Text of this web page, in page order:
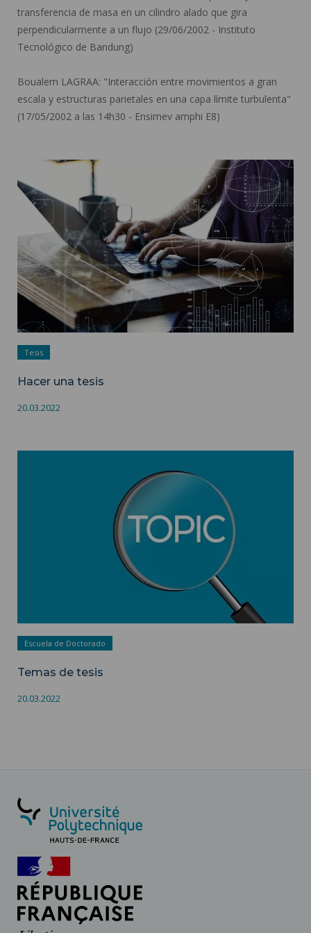
transferencia de masa en un cilindro alado que gira
perpendicularmente a un flujo (29/06/2002 - Instituto
Tecnológico de Bandung)
Boualem LAGRAA: "Interacción entre movimientos a gran
escala y estructuras parietales en una capa límite turbulenta"
(17/05/2002 a las 14h30 - Ensimev amphi E8)
Hacer una tesis ">
Tesis
Hacer una tesis
20.03.2022
Escuela de Doctorado
Temas de tesis
20.03.2022